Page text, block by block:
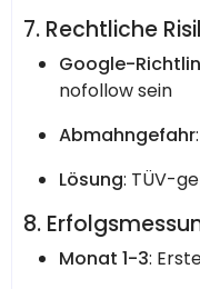
7. Rechtliche
Google-
nofollow sein
Abmahngefahr
Lösung: TÜV-
8.
Monat 1-3: